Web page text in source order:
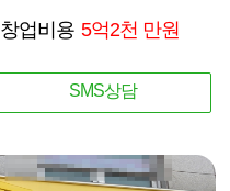
창업비용 5억2천 만원
SMS상담